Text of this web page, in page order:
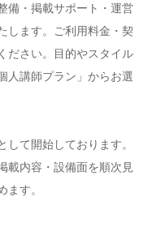
備・掲載サポート・運営
します。ご利用料金・契
ださい。目的やスタイル
人講師プラン」からお選
て開始しております。
載内容・設備面を順次見
す。